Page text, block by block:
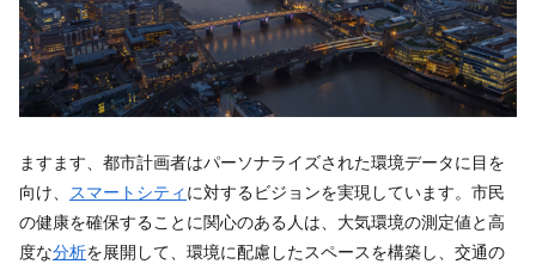
ますます、都市計画者はパーソナライズされた環境データに目を
向け、 スマートシティ に対するビジョンを実現しています。市民
の健康を確保することに関心のある人は、大気環境の測定値と高
度な分析を展開して、環境に配慮したスペースを構築し、交通の